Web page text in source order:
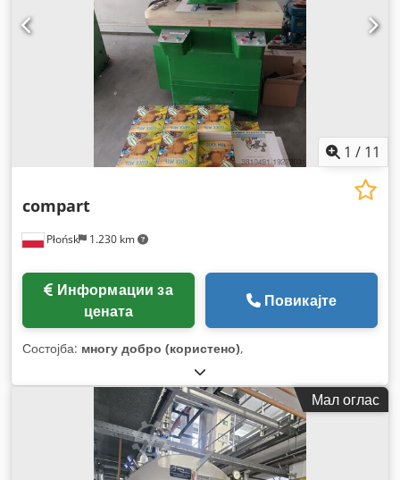
1 / 11
Płońsk 1.230 km
compart
цената
Повикајте
Состојба: многу добро (користено),
Мал оглас